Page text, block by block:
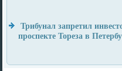
Трибунал запретил
проспекте Тореза в